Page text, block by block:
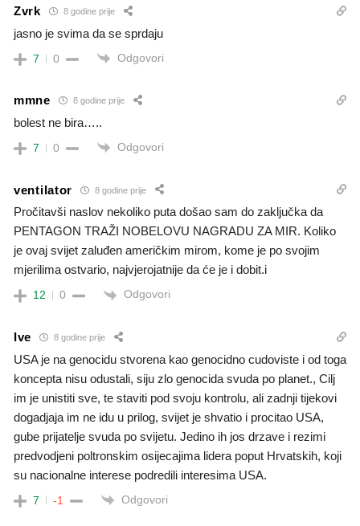
Zvrk 8 godine prije
jasno je svima da se sprdaju
7 0 Odgovori
mmne 8 godine prije
bolest ne bira…..
7 0 Odgovori
ventilator 8 godine prije
Pročitavši naslov nekoliko puta došao sam do zaključka da
PENTAGON TRAŽI NOBELOVU NAGRADU ZA MIR. Koliko
je ovaj svijet zaluđen američkim mirom, kome je po svojim
mjerilima ostvario, najvjerojatnije da će je i dobit.i
12 0 Odgovori
Ive 8 godine prije
USA je na genocidu stvorena kao genocidno cudoviste i od toga
koncepta nisu odustali, siju zlo genocida svuda po planet., Cilj
im je unistiti sve, te staviti pod svoju kontrolu, ali zadnji tijekovi
dogadjaja im ne idu u prilog, svijet je shvatio i procitao USA,
gube prijatelje svuda po svijetu. Jedino ih jos drzave i rezimi
predvodjeni poltronskim osijecajima lidera poput Hrvatskih, koji
su nacionalne interese podredili interesima USA.
7 -1 Odgovori